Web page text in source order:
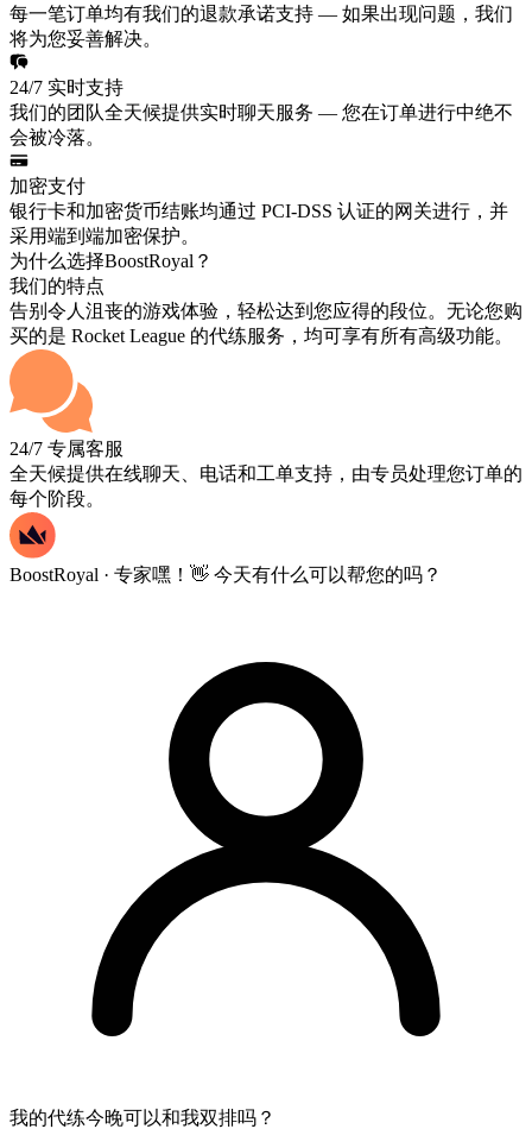
每一笔订单均有我们的退款承诺支持 — 如果出现问题，我们
将为您妥善解决。
24/7 实时支持
我们的团队全天候提供实时聊天服务 — 您在订单进行中绝不
会被冷落。
加密支付
银行卡和加密货币结账均通过 PCI-DSS 认证的网关进行，并
采用端到端加密保护。
为什么选择BoostRoyal？
我们的特点
告别令人沮丧的游戏体验，轻松达到您应得的段位。无论您购
买的是 Rocket League 的代练服务，均可享有所有高级功能。
24/7 专属客服
全天候提供在线聊天、电话和工单支持，由专员处理您订单的
每个阶段。
BoostRoyal · 专家嘿！👋 今天有什么可以帮您的吗？
我的代练今晚可以和我双排吗？